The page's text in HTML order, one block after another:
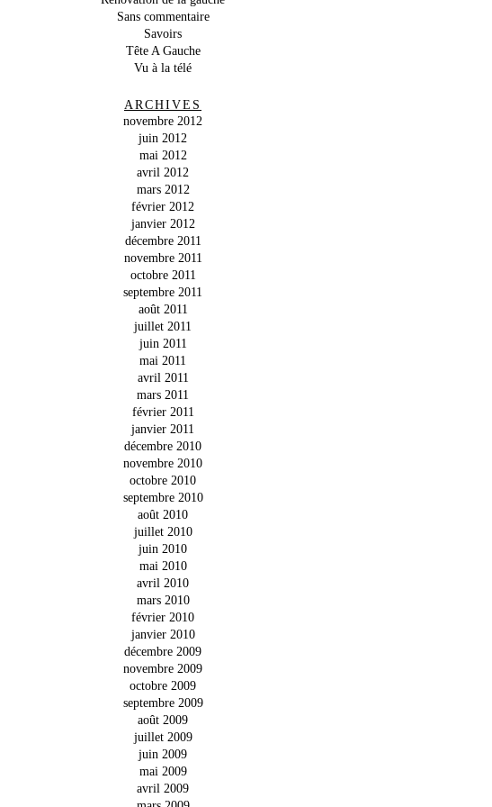
Sans commentaire
Savoirs
Tête A Gauche
Vu à la télé
ARCHIVES
novembre 2012
juin 2012
mai 2012
avril 2012
mars 2012
février 2012
janvier 2012
décembre 2011
novembre 2011
octobre 2011
septembre 2011
août 2011
juillet 2011
juin 2011
mai 2011
avril 2011
mars 2011
février 2011
janvier 2011
décembre 2010
novembre 2010
octobre 2010
septembre 2010
août 2010
juillet 2010
juin 2010
mai 2010
avril 2010
mars 2010
février 2010
janvier 2010
décembre 2009
novembre 2009
octobre 2009
septembre 2009
août 2009
juillet 2009
juin 2009
mai 2009
avril 2009